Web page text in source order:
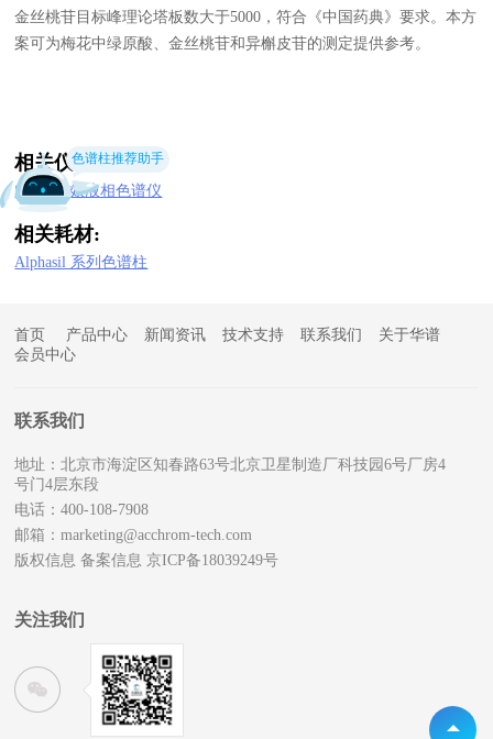
金丝桃苷目标峰理论塔板数大于5000，符合《中国药典》要求。本方
案可为梅花中绿原酸、金丝桃苷和异槲皮苷的测定提供参考。
相关仪器:
S6000高效液相色谱仪
相关耗材:
Alphasil 系列色谱柱
首页 产品中心 新闻资讯 技术支持 联系我们
关于华谱
会员中心
联系我们
地址：北京市海淀区知春路63号北京卫星制造厂科技园6号厂房4
号门4层东段
电话：400-108-7908
邮箱：marketing@acchrom-tech.com
版权信息备案信息 京ICP备18039249号
关注我们
色谱柱推荐助手